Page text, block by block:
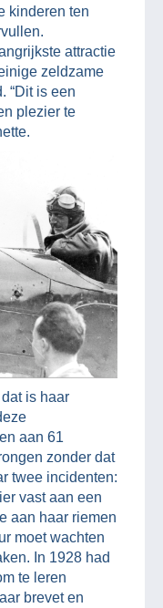
kinderen ten
attractie
zeldzame
“Dit is een
plezier te
is haar
aan 61
zonder dat
twee incidenten:
vast aan een
aan haar riemen
moet wachten
In 1928 had
te leren
brevet en